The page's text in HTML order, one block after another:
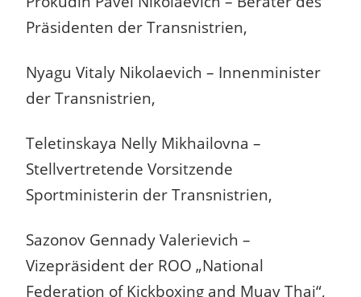
Präsidenten der Transnistrien,
Nyagu Vitaly Nikolaevich – Innenminister
der Transnistrien,
Teletinskaya Nelly Mikhailovna –
Stellvertretende Vorsitzende
Sportministerin der Transnistrien,
Sazonov Gennady Valerievich –
Vizepräsident der ROO „National
Federation of Kickboxing and Muay Thai“,